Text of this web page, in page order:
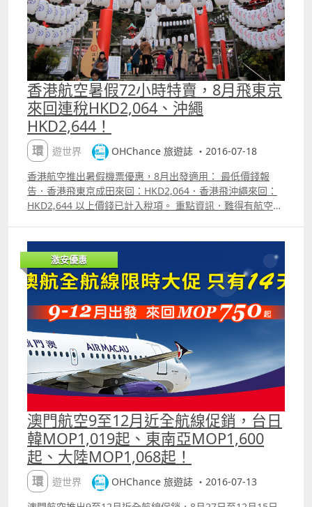
優惠票價搜尋器rdquo; 會出月曆版價錢表，較易找到平
飛； ．香港快運票價不包機上餐飲及托運行李（但包7kg手
提行李）。每程托運行李價錢為：20KG=HKD260、
25KG=HKD360、30KG=HKD365。注意如在購票後補購行
李額，價錢會較貴； ．香港快運可以乘搭機場船直接由澳門
到香港機場海天客運碼頭 checkin 並獲退HKD120 香港離境
稅。 附註：上述最低價錢為航空公司公告之最優惠價
格，或本站能找到的最低價格；每一航班有否優惠票價及所
存票量由航空公司決定，優惠票量有限售完即止。 【促銷公
司】香港快運（Hong Kong Express）【搭乘日期】8月28
日至11月30日【販賣時間】已開賣，至7月24日2359【最長
httpohchance.inforefhkexpress 價錢 Sample ndash; 香
港飛高松來回連稅HKD883
香港航空暑假72小時特賣，8月飛東京
來回連稅HKD2,064、沖繩
HKD2,644！
環遊世界
OHChance 旅遊誌 ・2016-07-18
香港航空推出暑假機票優惠，8月出發適用： 最低價錢報
告．香港飛東京成田來回：HKD2,064．香港飛沖繩來回：
HKD2,644 以上價錢已計入稅項。 重點資訊．難得有航空公
繩平飛相對少一些。 附加資訊．香港航空票價已包括機上餐
飲及20KG托運行李額; ．香港航空可以乘搭機場船直接由澳
門到香港機場海天客運碼頭 checkin 並獲退HKD120 香港離
境稅。 附註：上述最低價錢為航空公司公告之最優惠價
格，或本站能找到的最低價格；每一航班有否優惠票價及所
存票量由航空公司決定，優惠票量有限售完即止。 【促銷公
司】香港航空（Hong Kong Airlines）【搭乘日期】8月1日
至8月24日【販賣時間】已開賣，至7月20日2359【最長停
留】7天【航班限制】沒有【預訂網址】
httpohchance.inforefhkairlines 價錢 Sample ndash; 香
港飛東京來回連稅HKD2,064
激安優惠
澳門航空9至12月近全航線促銷，台日
韓MOP1,019起、東南亞MOP1,600
起、大陸MOP1,068起！
環遊世界
OHChance 旅遊誌 ・2016-07-13